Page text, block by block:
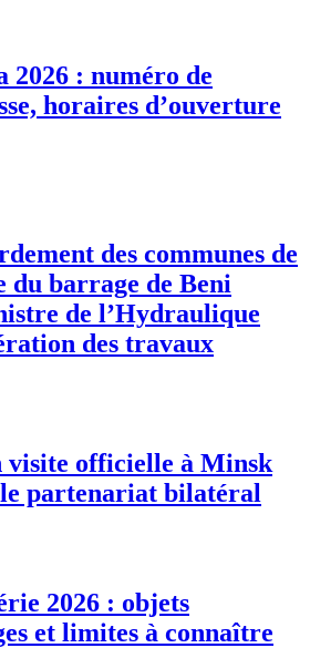
2026 : numéro de
horaires d’ouverture
des communes de
du barrage de Beni
de l’Hydraulique
des travaux
visite officielle à Minsk
partenariat bilatéral
2026 : objets
et limites à connaître